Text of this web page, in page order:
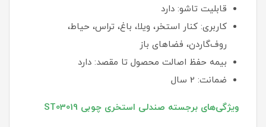
قابلیت تاشو: دارد
کاربری: کنار استخر، ویلا، باغ، تراس، حیاط،
روف‌گاردن، فضاهای باز
بیمه حفظ اصالت محصول تا مقصد: دارد
ضمانت: 2 سال
ویژگی‌های برجسته صندلی استخری چوبی ST03019